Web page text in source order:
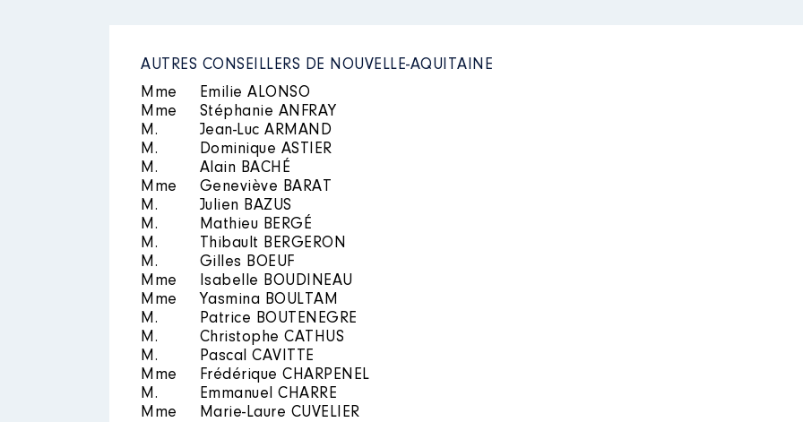
2018 0 €
2020
2021
2022
2023
AUTRES CONSEILLERS DE NOUVELLE-AQUITAINE
Mme
Emilie ALONSO
Mme
Stéphanie ANFRAY
M.
Jean-Luc ARMAND
M.
Dominique ASTIER
M.
Alain BACHÉ
Mme
Geneviève BARAT
M.
Julien BAZUS
M.
Mathieu BERGÉ
M.
Thibault BERGERON
M.
Gilles BOEUF
Mme
Isabelle BOUDINEAU
Mme
Yasmina BOULTAM
M.
Patrice BOUTENEGRE
M.
Christophe CATHUS
M.
Pascal CAVITTE
Mme
Frédérique CHARPENEL
M.
Emmanuel CHARRE
Mme
Marie-Laure CUVELIER